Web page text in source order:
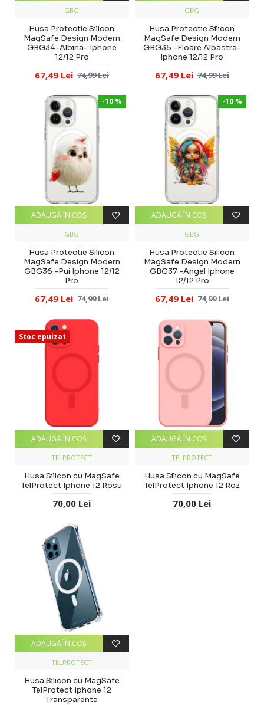
GBG
Husa Protectie Silicon
MagSafe Design Modern
GBG34-Albina- Iphone
12/12 Pro
67,49 Lei 74,99 Lei
GBG
Husa Protectie Silicon
MagSafe Design Modern
GBG35 -Floare Albastra-
Iphone 12/12 Pro
67,49 Lei 74,99 Lei
-10 %
GBG
Husa Protectie Silicon
MagSafe Design Modern
GBG36 -Pui Iphone 12/12
Pro
67,49 Lei 74,99 Lei
ADAUGĂ ÎN COŞ
-10 %
GBG
Husa Protectie Silicon
MagSafe Design Modern
GBG37 -Angel Iphone
12/12 Pro
67,49 Lei 74,99 Lei
ADAUGĂ ÎN COŞ
Stoc epuizat
TELPROTECT
Husa Silicon cu MagSafe
TelProtect Iphone 12 Rosu
70,00 Lei
ADAUGĂ ÎN COŞ
TELPROTECT
Husa Silicon cu MagSafe
TelProtect Iphone 12 Roz
70,00 Lei
ADAUGĂ ÎN COŞ
TELPROTECT
Husa Silicon cu MagSafe
TelProtect Iphone 12
Transparenta
ADAUGĂ ÎN COŞ